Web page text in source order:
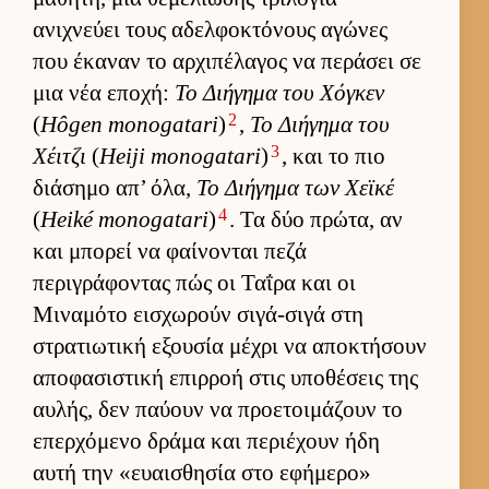
ανιχνεύει τους αδελ­φοκτόνους αγώνες
που έκαναν το αρ­χιπέλαγος να περάσει σε
μια νέα εποχή: Το Διήγημα του Χόγκεν
(Hôgen monogatari) 2 , Το Διήγημα του
Χέιτζι (Heiji monogatari)3, και το πιο
διάσημο απ’ όλα, Το Διήγημα των Χεϊκέ
(Heiké monogatari)4. Τα δύο πρώτα, αν
και μπορεί να φαί­νονται πεζά
περιγράφοντας πώς οι Ταΐρα και οι
Μιναμότο ει­σχωρούν σιγά-σιγά στη
στρατιω­τική εξου­σία μέχρι να αποκτήσουν
αποφασιστική επιρ­ροή στις υποθέσεις της
αυ­λής, δεν παύ­ουν να προε­τοι­μάζουν το
επερ­χόμενο δράμα και περιέχουν ήδη
αυτή την «ευαι­σθησία στο εφήμερο»